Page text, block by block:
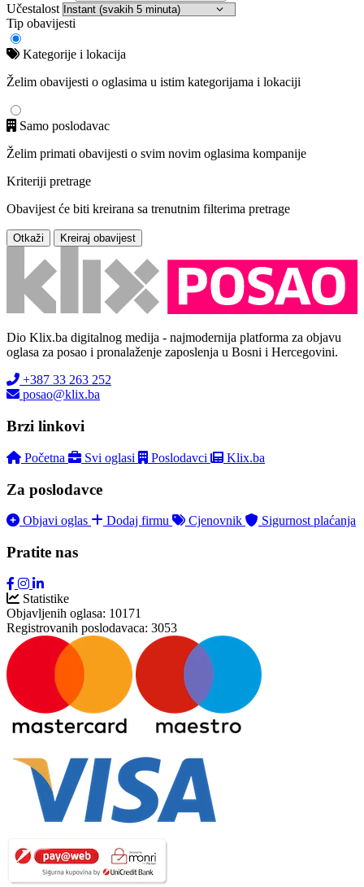
Učestalost
Tip obavijesti
Kategorije i lokacija
Želim obavijesti o oglasima u istim kategorijama i lokaciji
Samo poslodavac
Želim primati obavijesti o svim novim oglasima kompanije
Kriteriji pretrage
Obavijest će biti kreirana sa trenutnim filterima pretrage
Otkaži Kreiraj obavijest
Dio Klix.ba digitalnog medija - najmodernija platforma za objavu
oglasa za posao i pronalaženje zaposlenja u Bosni i Hercegovini.
+387 33 263 252
posao@klix.ba
Brzi linkovi
Početna Svi oglasi Poslodavci Klix.ba
Za poslodavce
Objavi oglas Dodaj firmu Cjenovnik Sigurnost plaćanja
Pratite nas
Statistike
Objavljenih oglasa: 10171
Registrovanih poslodavaca: 3053